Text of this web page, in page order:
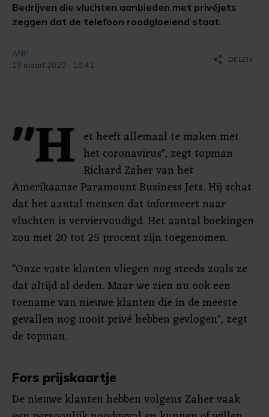
Bedrijven die vluchten aanbieden met privéjets
zeggen dat de telefoon roodgloeiend staat.
ANP
19 maart 2020 - 10:41
share DELEN
"H et heeft allemaal te maken met
het coronavirus", zegt topman
Richard Zaher van het
Amerikaanse Paramount Business Jets. Hij schat
dat het aantal mensen dat informeert naar
vluchten is verviervoudigd. Het aantal boekingen
zou met 20 tot 25 procent zijn toegenomen.
"Onze vaste klanten vliegen nog steeds zoals ze
dat altijd al deden. Maar we zien nu ook een
toename van nieuwe klanten die in de meeste
gevallen nog nooit privé hebben gevlogen", zegt
de topman.
Fors prijskaartje
De nieuwe klanten hebben volgens Zaher vaak